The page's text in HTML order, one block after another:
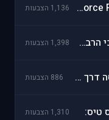
האם תעדיף ג'ויסטיק עם Force Feedback? 1,136 הצבעות
באיזה סימולטור הינך טס אונליין הכי הרבה? 1,398 הצבעות
אם יכולת לקנות אביזרים וציוד טיסה דרך האתר? 886 הצבעות
טיס: 1,310 הצבעות